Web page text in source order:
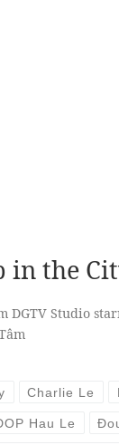
in the
DGTV Studio
Charlie Le
Hau Le